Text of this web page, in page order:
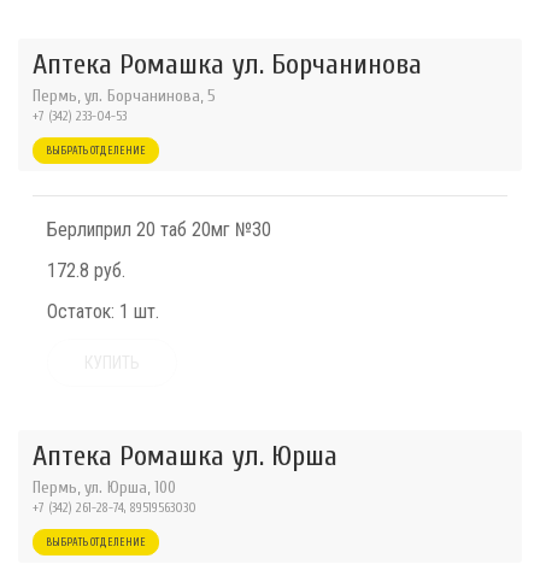
Аптека Ромашка ул. Борчанинова
Пермь, ул. Борчанинова, 5
+7 (342) 233-04-53
ВЫБРАТЬ ОТДЕЛЕНИЕ
Берлиприл 20 таб 20мг №30
172.8 руб.
Остаток: 1 шт.
Аптека Ромашка ул. Юрша
Пермь, ул. Юрша, 100
+7 (342) 261-28-74, 89519563030
ВЫБРАТЬ ОТДЕЛЕНИЕ